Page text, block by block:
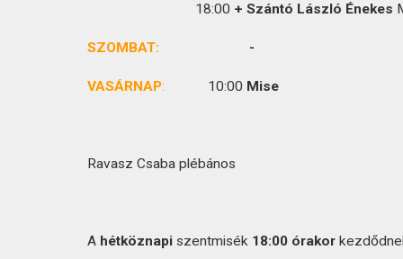
18:00 + Szántó László Énekes
SZOMBAT:
VASÁRNAP: 10:00 Mise
Ravasz Csaba plébános
A hétköznapi szentmisék 18:00 órakor